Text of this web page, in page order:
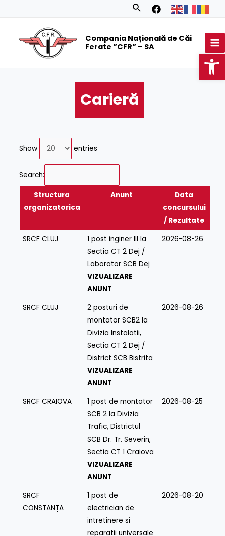
Search
Compania Națională de Căi
Ferate ”CFR” – SA
Carieră
Show entries
Search:
Structura
organizatorica
Anunt
Data
concursului
/ Rezultate
SRCF CLUJ
1 post inginer III la
Sectia CT 2 Dej /
Laborator SCB Dej
VIZUALIZARE
ANUNT
2026-08-26
SRCF CLUJ
2 posturi de
montator SCB2 la
Divizia Instalatii,
Sectia CT 2 Dej /
District SCB Bistrita
VIZUALIZARE
ANUNT
2026-08-26
SRCF CRAIOVA
1 post de montator
SCB 2 la Divizia
Trafic, Districtul
SCB Dr. Tr. Severin,
Sectia CT 1 Craiova
VIZUALIZARE
ANUNT
2026-08-25
SRCF
CONSTANȚA
1 post de
electrician de
intretinere si
reparatii universale
2026-08-20